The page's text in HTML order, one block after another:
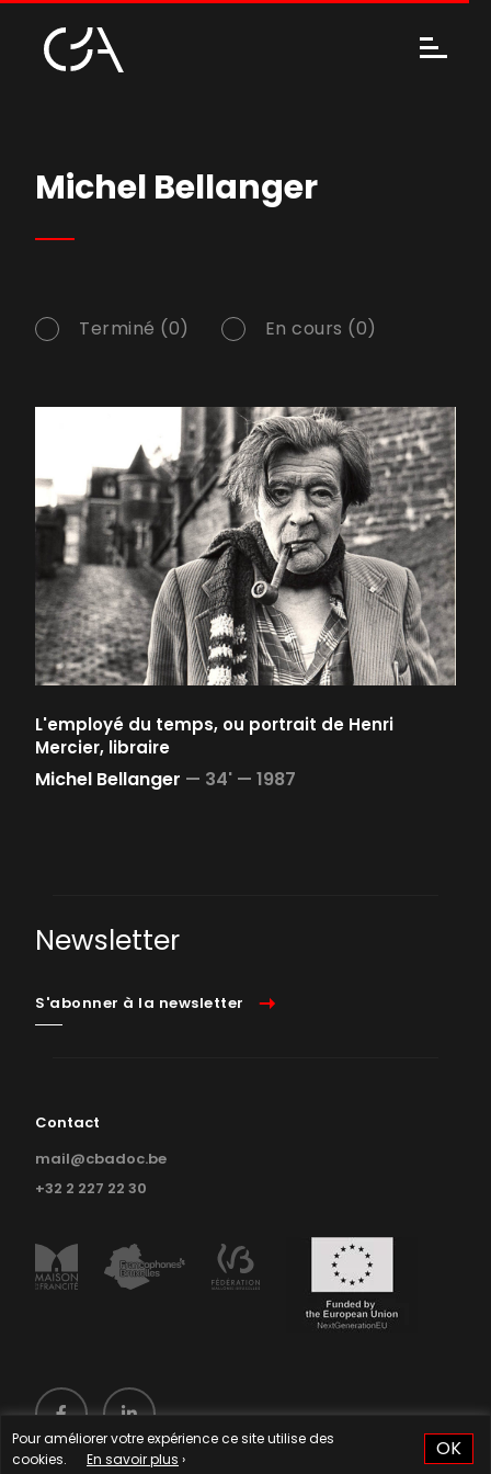
Michel Bellanger
Terminé (0) En cours (0)
L'employé du temps, ou portrait de Henri
Mercier, libraire
Michel Bellanger — 34' — 1987
Newsletter
S'abonner à la newsletter
Contact
mail@cbadoc.be
+32 2 227 22 30
Pour améliorer votre expérience ce site utilise des
cookies.
En savoir plus › OK